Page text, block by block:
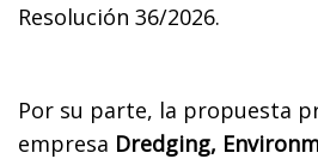
Resolución 36/2026.
Por su parte, la propuesta
empresa Dredging,